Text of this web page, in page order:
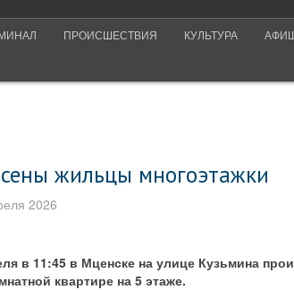
ПРОИСШЕСТВИЯ КУЛЬТУРА
жильцы многоэтажки
2026
в 11:45 в Мценске на улице Кузьмина
квартире на 5 этаже.